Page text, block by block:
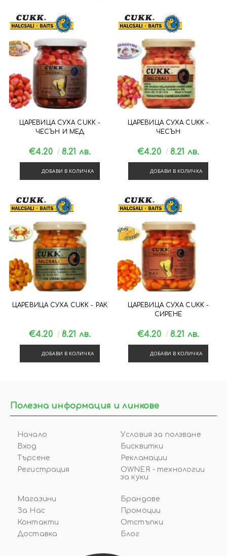
ЦАРЕВИЦА СУХА CUKK -
ЧЕСЪН И МЕД
€4.20 8.21 лв.
ДОБАВИ В КОЛИЧКА
ЦАРЕВИЦА СУХА CUKK -
ЧЕСЪН
€4.20 8.21 лв.
ДОБАВИ В КОЛИЧКА
ЦАРЕВИЦА СУХА CUKK - РАК
€4.20 8.21 лв.
ДОБАВИ В КОЛИЧКА
ЦАРЕВИЦА СУХА CUKK -
СИРЕНЕ
€4.20 8.21 лв.
ДОБАВИ В КОЛИЧКА
Полезна информация и линкове
Начало
Вход
Търсене
Регистрация
Условия за ползване
Бисквитки
Рекламации
OWNER - технологии
за куки
Магазини
За Нас
Контакти
Доставка
Брандове
Промоции
Отстъпки
Блог